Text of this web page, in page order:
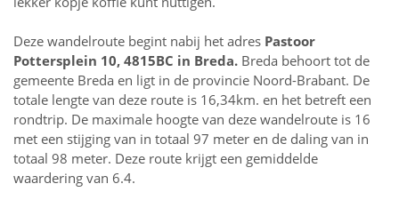
Deze wandelroute begint nabij het adres Pastoor
Pottersplein 10, 4815BC in Breda. Breda behoort tot de
gemeente Breda en ligt in de provincie Noord-Brabant. De
totale lengte van deze route is 16,34km. en het betreft een
rondtrip. De maximale hoogte van deze wandelroute is 16
met een stijging van in totaal 97 meter en de daling van in
totaal 98 meter. Deze route krijgt een gemiddelde
waardering van 6.4.